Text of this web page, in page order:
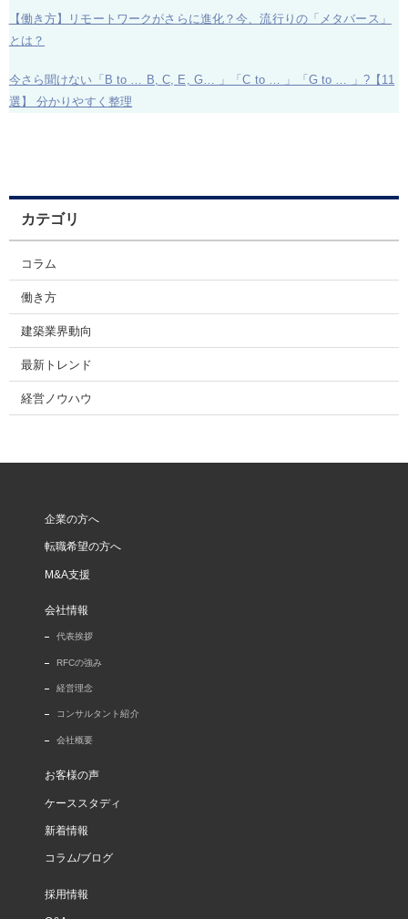
【働き方】リモートワークがさらに進化？今、流行りの「メタバース」
とは？
今さら聞けない「B to … B, C, E, G… 」「C to … 」「G to … 」?【11
選】 分かりやすく整理
カテゴリ
コラム
働き方
建築業界動向
最新トレンド
経営ノウハウ
企業の方へ
転職希望の方へ
M&A支援
会社情報
代表挨拶
RFCの強み
経営理念
コンサルタント紹介
会社概要
お客様の声
ケーススタディ
新着情報
コラム/ブログ
採用情報